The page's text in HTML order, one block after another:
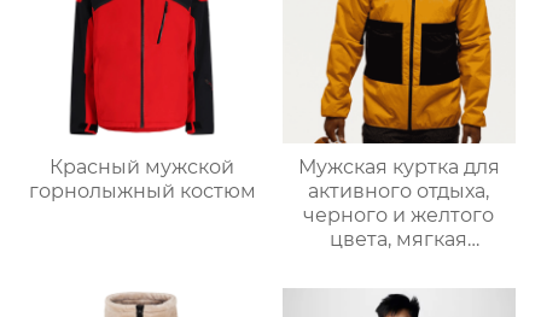
Красный мужской
горнолыжный костюм
Мужская куртка для
активного отдыха,
черного и желтого
цвета, мягкая